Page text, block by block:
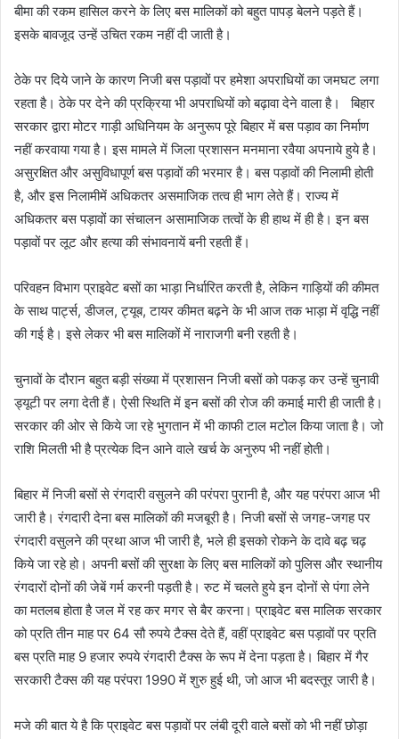
बीमा की रकम हासिल करने के लिए बस मालिकों को बहुत पापड़ बेलने पड़ते हैं।
इसके बावजूद उन्हें उचित रकम नहीं दी जाती है।
ठेके पर दिये जाने के कारण निजी बस पड़ावों पर हमेशा अपराधियों का जमघट लगा
रहता है। ठेके पर देने की प्रक्रिया भी अपराधियों को बढ़ावा देने वाला है। बिहार
सरकार द्वारा मोटर गाड़ी अधिनियम के अनुरूप पूरे बिहार में बस पड़ाव का निर्माण
नहीं करवाया गया है। इस मामले में जिला प्रशासन मनमाना रवैया अपनाये हुये है।
असुरक्षित और असुविधापूर्ण बस पड़ावों की भरमार है। बस पड़ावों की निलामी होती
है, और इस निलामीमें अधिकतर असमाजिक तत्व ही भाग लेते हैं। राज्य में
अधिकतर बस पड़ावों का संचालन असामाजिक तत्वों के ही हाथ में ही है। इन बस
पड़ावों पर लूट और हत्या की संभावनायें बनी रहती हैं।
परिवहन विभाग प्राइवेट बसों का भाड़ा निर्धारित करती है, लेकिन गाड़ियों की कीमत
के साथ पार्ट्स, डीजल, ट्यूब, टायर कीमत बढ़ने के भी आज तक भाड़ा में वृद्धि नहीं
की गई है। इसे लेकर भी बस मालिकों में नाराजगी बनी रहती है।
चुनावों के दौरान बहुत बड़ी संख्या में प्रशासन निजी बसों को पकड़ कर उन्हें चुनावी
ड्यूटी पर लगा देती हैं। ऐसी स्थिति में इन बसों की रोज की कमाई मारी ही जाती है।
सरकार की ओर से किये जा रहे भुगतान में भी काफी टाल मटोल किया जाता है। जो
राशि मिलती भी है प्रत्येक दिन आने वाले खर्च के अनुरुप भी नहीं होती।
बिहार में निजी बसों से रंगदारी वसुलने की परंपरा पुरानी है, और यह परंपरा आज भी
जारी है। रंगदारी देना बस मालिकों की मजबूरी है। निजी बसों से जगह-जगह पर
रंगदारी वसुलने की प्रथा आज भी जारी है, भले ही इसको रोकने के दावे बढ़ चढ़
किये जा रहे हो। अपनी बसों की सुरक्षा के लिए बस मालिकों को पुलिस और स्थानीय
रंगदारों दोनों की जेबें गर्म करनी पड़ती है। रुट में चलते हुये इन दोनों से पंगा लेने
का मतलब होता है जल में रह कर मगर से बैर करना। प्राइवेट बस मालिक सरकार
को प्रति तीन माह पर 64 सौ रुपये टैक्स देते हैं, वहीं प्राइवेट बस पड़ावों पर प्रति
बस प्रति माह 9 हजार रुपये रंगदारी टैक्स के रूप में देना पड़ता है। बिहार में गैर
सरकारी टैक्स की यह परंपरा 1990 में शुरु हुई थी, जो आज भी बदस्तूर जारी है।
मजे की बात ये है कि प्राइवेट बस पड़ावों पर लंबी दूरी वाले बसों को भी नहीं छोड़ा